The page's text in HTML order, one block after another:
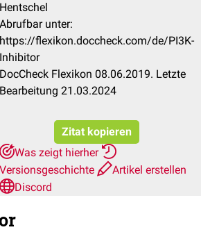
Hentschel
Abrufbar unter:
https://flexikon.doccheck.com/de/PI3K-
Inhibitor
DocCheck Flexikon 08.06.2019. Letzte
Bearbeitung 21.03.2024
Zitat kopieren
Was zeigt hierher
Versionsgeschichte
Artikel erstellen
Discord